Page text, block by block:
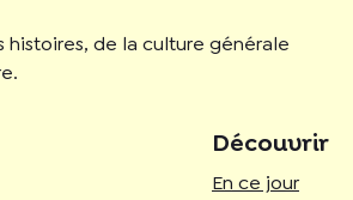
de la culture générale
Découvrir
En ce jour